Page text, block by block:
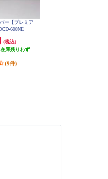
ー【プレミア
600NE
(税込)
庫残りわず
(9件)